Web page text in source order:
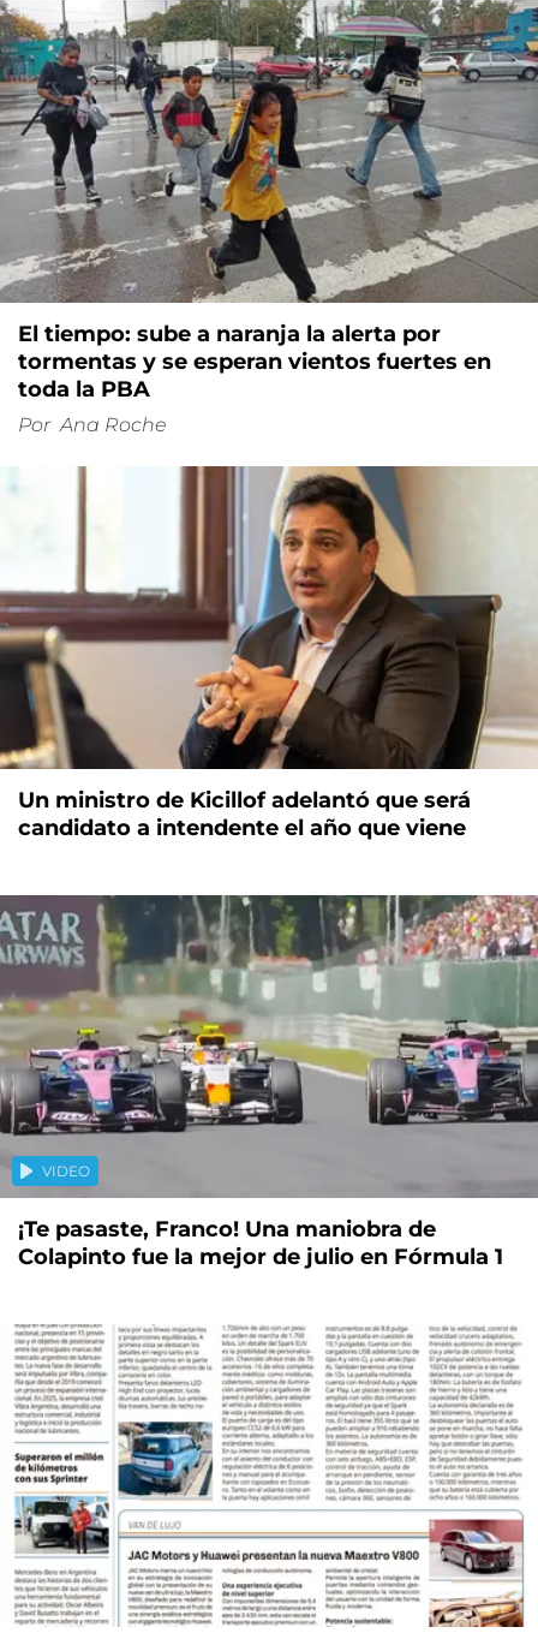
El tiempo: sube a naranja la alerta por
tormentas y se esperan vientos fuertes en
toda la PBA
Por Ana Roche
Un ministro de Kicillof adelantó que será
candidato a intendente el año que viene
VIDEO
¡Te pasaste, Franco! Una maniobra de
Colapinto fue la mejor de julio en Fórmula 1